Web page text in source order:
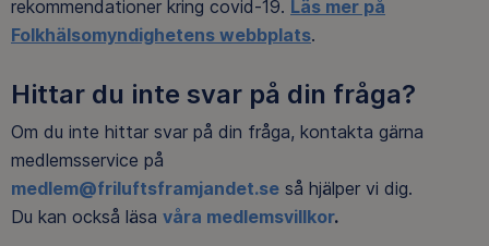
rekommendationer kring covid-19. Läs mer på
Folkhälsomyndighetens webbplats.
Hittar du inte svar på din fråga?
Om du inte hittar svar på din fråga, kontakta gärna
medlemsservice på
medlem@friluftsframjandet.se så hjälper vi dig.
Du kan också läsa våra medlemsvillkor.